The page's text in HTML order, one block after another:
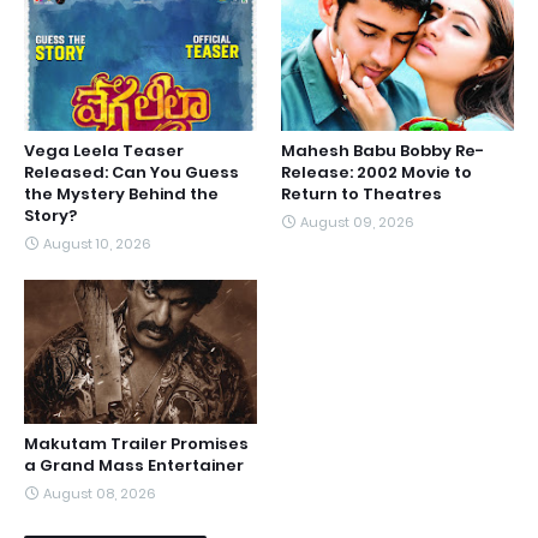
Vega Leela Teaser
Released: Can You Guess
the Mystery Behind the
Story?
August 10, 2026
Mahesh Babu Bobby Re-
Release: 2002 Movie to
Return to Theatres
August 09, 2026
Makutam Trailer Promises
a Grand Mass Entertainer
August 08, 2026